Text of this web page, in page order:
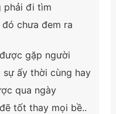
phải đi tìm
chưa đem ra
gặp người
sự ấy thời cùng hay
qua ngày
tốt thay mọi bề..